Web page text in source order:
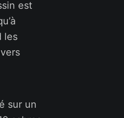
est
les
sur un